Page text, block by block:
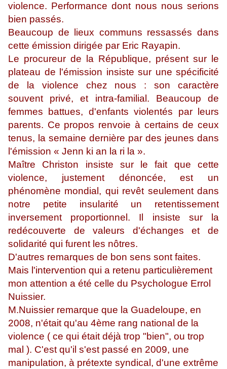
violence. Performance dont nous nous serions
bien passés.
Beaucoup de lieux communs ressassés dans
cette émission dirigée par Eric Rayapin.
Le procureur de la République, présent sur le
plateau de l'émission insiste sur une spécificité
de la violence chez nous : son caractère
souvent privé, et intra-familial. Beaucoup de
femmes battues, d'enfants violentés par leurs
parents. Ce propos renvoie à certains de ceux
tenus, la semaine dernière par des jeunes dans
l'émission « Jenn ki an la ri la ».
Maître Christon insiste sur le fait que cette
violence, justement dénoncée, est un
phénomène mondial, qui revêt seulement dans
notre petite insularité un retentissement
inversement proportionnel. Il insiste sur la
redécouverte de valeurs d'échanges et de
solidarité qui furent les nôtres.
D'autres remarques de bon sens sont faites.
Mais l'intervention qui a retenu particulièrement
mon attention a été celle du Psychologue Errol
Nuissier.
M.Nuissier remarque que la Guadeloupe, en
2008, n'était qu'au 4ème rang national de la
violence ( ce qui était déjà trop "bien", ou trop
mal ). C'est qu'il s'est passé en 2009, une
manipulation, à prétexte syndical, d'une extrême